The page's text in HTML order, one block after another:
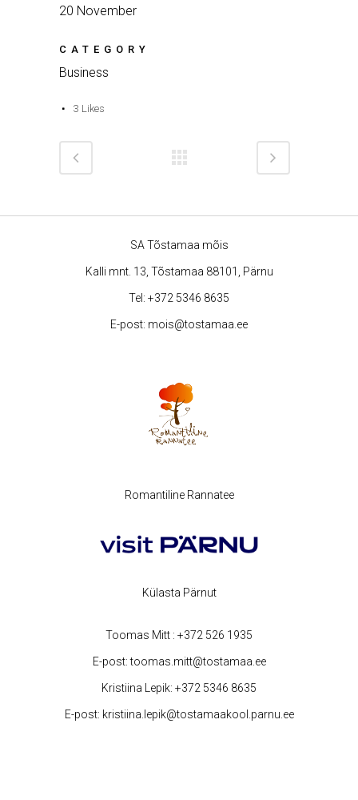
20 November
CATEGORY
Business
3 Likes
SA Tõstamaa mõis
Kalli mnt. 13, Tõstamaa 88101, Pärnu
Tel: +372 5346 8635
E-post: mois@tostamaa.ee
Romantiline Rannatee
Külasta Pärnut
Toomas Mitt : +372 526 1935
E-post:toomas.mitt@tostamaa.ee
Kristiina Lepik: +372 5346 8635
E-post: kristiina.lepik@tostamaakool.parnu.ee